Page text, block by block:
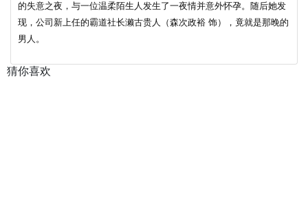
的失意之夜，与一位温柔陌生人发生了一夜情并意外怀孕。随后她发
现，公司新上任的霸道社长濑古贵人（森次政裕 饰），竟就是那晚的
男人。
猜你喜欢